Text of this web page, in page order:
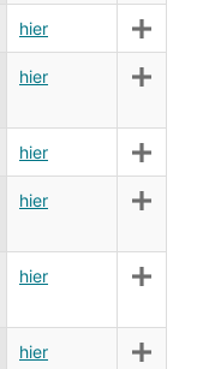
hier
hier
hier
hier
hier
hier